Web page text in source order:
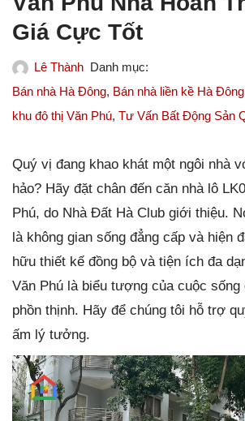
Giá Cực Tốt
Lê Thành
Bán nhà Hà Đông, Bán nhà liền kề Hà Đông
khu đô thị Văn Phú, Tư Vấn Bất Động Sản
Quý vị đang khao khát một ngôi nhà
hảo? Hãy đặt chân đến căn nhà lô
Phú, do Nhà Đất Hà Club giới thiệu.
là không gian sống đẳng cấp và hiện
hữu thiết kế đồng bộ và tiện ích đa
Văn Phú là biểu tượng của cuộc sống
phồn thịnh. Hãy để chúng tôi hỗ trợ
ấm lý tưởng.